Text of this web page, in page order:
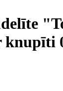
knupīti